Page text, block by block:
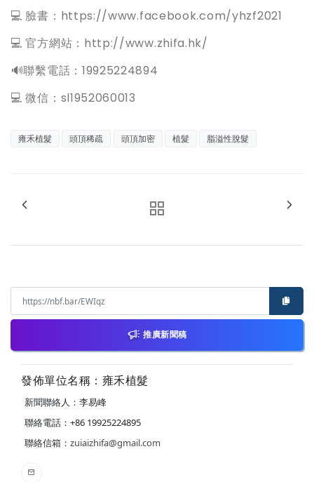
💻 臉書：https://www.facebook.com/yhzf2021
💻 官方網站：http://www.zhifa.hk/
️🔊聯繫電話：19925224894
💻 微信：sl1952060013
雍禾植髮 頭頂稀疏 頭頂加密 植髮 脂溢性脫髮
推廣新聞稿
發佈單位名稱：雍禾植髮
新聞聯絡人：李易峰
聯絡電話：+86 19925224895
聯絡信箱： zuiaizhifa@gmail.com